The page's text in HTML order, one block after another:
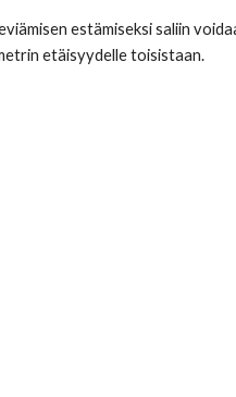
estämiseksi saliin
etäisyydelle toisistaan.